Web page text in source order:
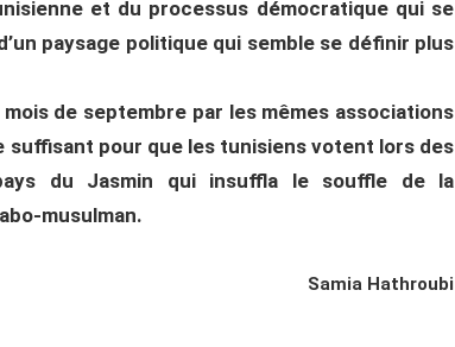
et du processus démocratique qui se
paysage politique qui semble se définir plus
de septembre par les mêmes associations
pour que les tunisiens votent lors des
du Jasmin qui insuffla le souffle de la
musulman.
Samia Hathroubi